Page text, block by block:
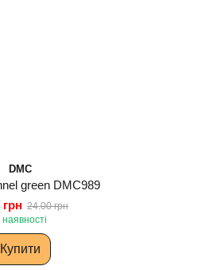
DMC
green DMC989
грн 24.00 грн
наявності
Купити